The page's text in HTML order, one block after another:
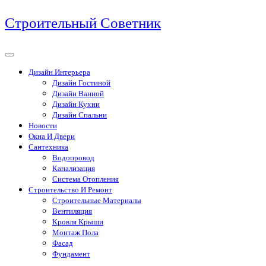
Перейти
к
Строительный Советник
Дизайн Интерьера
Дизайн Гостиной
Дизайн Ванной
Дизайн Кухни
Дизайн Спальни
Новости
Окна И Двери
Сантехника
Водопровод
Канализация
Система Отопления
Строительство И Ремонт
Строительные Материалы
Вентиляция
Кровля Крыши
Монтаж Пола
Фасад
Фундамент